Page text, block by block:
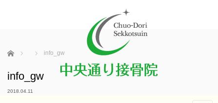
ホーム info_gw
info_gw
2018.04.11